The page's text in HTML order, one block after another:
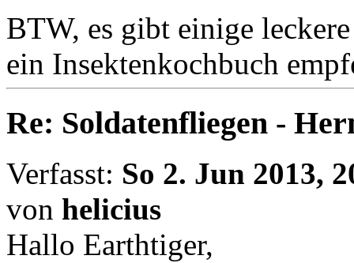
BTW, es gibt einige
ein Insektenkochbuch
Re: Soldatenfliegen -
Verfasst: So 2. Jun 2013,
von helicius
Hallo Earthtiger,